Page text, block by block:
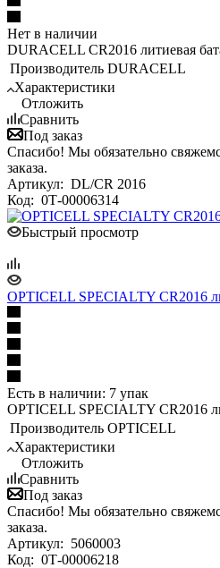
Нет в наличии
DURACELL CR2016 литиевая
Производитель DURACELL
Характеристики
Отложить
Сравнить
Под заказ
Спасибо! Мы обязательно
заказа.
Артикул: DL/CR 2016
Код: 0Т-00006314
Быстрый просмотр
OPTICELL SPECIALTY CR2016
Есть в наличии: 7 упак
OPTICELL SPECIALTY CR2016
Производитель OPTICELL
Характеристики
Отложить
Сравнить
Под заказ
Спасибо! Мы обязательно
заказа.
Артикул: 5060003
Код: 0Т-00006218